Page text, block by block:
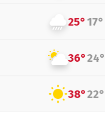
25°17°
36°24°
38°22°